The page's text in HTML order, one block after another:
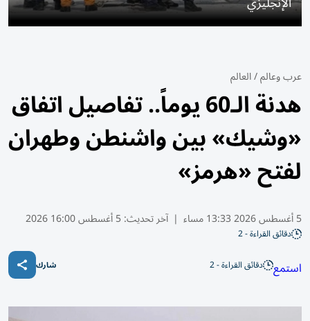
عرب وعالم/العالم
هدنة الـ60 يوماً.. تفاصيل اتفاق
«وشيك» بين واشنطن وطهران
لفتح «هرمز»
5 أغسطس 2026 13:33 مساء | آخر تحديث:5 أغسطس 16:00 2026
دقائق القراءة - 2
استمع دقائق القراءة - 2 شارك